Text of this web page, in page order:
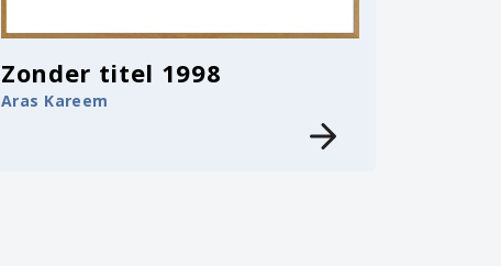
Zonder titel 1998
Aras Kareem